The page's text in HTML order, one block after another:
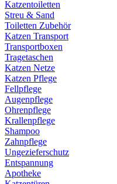
Katzentoiletten
Streu & Sand
Toiletten Zubehör
Katzen Transport
Transportboxen
Tragetaschen
Katzen Netze
Katzen Pflege
Fellpflege
Augenpflege
Ohrenpflege
Krallenpflege
Shampoo
Zahnpflege
Ungezieferschutz
Entspannung
Apotheke